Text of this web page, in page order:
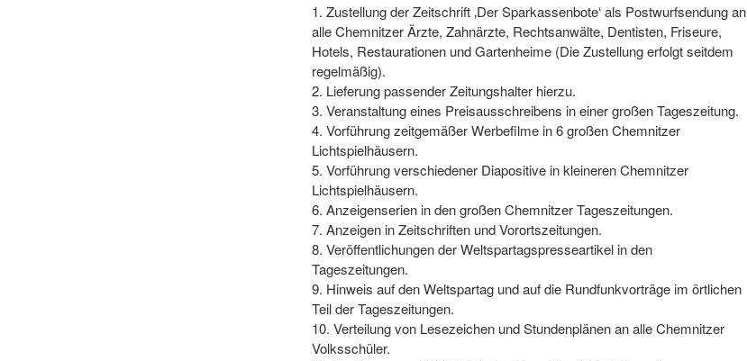
1. Zustellung der Zeitschrift ‚Der Sparkassenbote‘ als Postwurfsendung an
alle Chemnitzer Ärzte, Zahnärzte, Rechtsanwälte, Dentisten, Friseure,
Hotels, Restaurationen und Gartenheime (Die Zustellung erfolgt seitdem
regelmäßig).
2. Lieferung passender Zeitungshalter hierzu.
3. Veranstaltung eines Preisausschreibens in einer großen Tageszeitung.
4. Vorführung zeitgemäßer Werbefilme in 6 großen Chemnitzer
Lichtspielhäusern.
5. Vorführung verschiedener Diapositive in kleineren Chemnitzer
Lichtspielhäusern.
6. Anzeigenserien in den großen Chemnitzer Tageszeitungen.
7. Anzeigen in Zeitschriften und Vorortszeitungen.
8. Veröffentlichungen der Weltspartagspresseartikel in den
Tageszeitungen.
9. Hinweis auf den Weltspartag und auf die Rundfunkvorträge im örtlichen
Teil der Tageszeitungen.
10. Verteilung von Lesezeichen und Stundenplänen an alle Chemnitzer
Volksschüler.